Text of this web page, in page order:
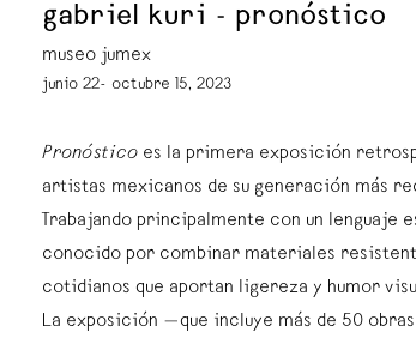
gabriel kuri - pronóstico
museo jumex
junio 22- octubre 15, 2023
Pronóstico es la primera exposición
artistas mexicanos de su generación más
Trabajando principalmente con un lenguaje
conocido por combinar materiales
cotidianos que aportan ligereza y humor
La exposición —que incluye más de 50